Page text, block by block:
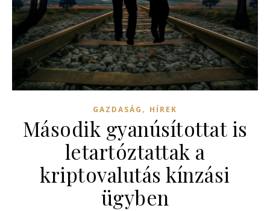
GAZDASÁG , HÍREK
Második gyanúsítottat is
letartóztattak a
kriptovalutás kínzási
ügyben